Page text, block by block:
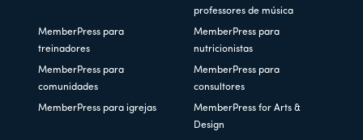
professores de música
MemberPress para
treinadores
MemberPress para
nutricionistas
MemberPress para
comunidades
MemberPress para
consultores
MemberPress para igrejas
MemberPress for Arts &
Design